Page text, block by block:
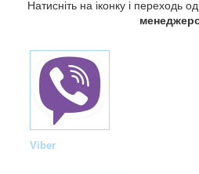
Натисніть на іконку і переходь
Viber